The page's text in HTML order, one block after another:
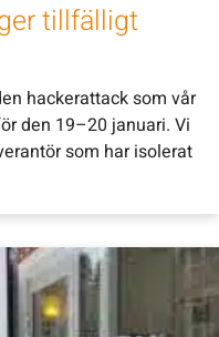
tillfälligt
hackerattack som vår
den 19–20 januari. Vi
som har isolerat